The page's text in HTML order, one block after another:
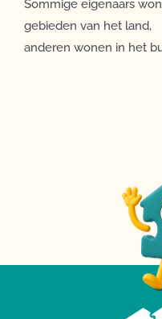
Sommige eigenaars
gebieden van het land,
anderen wonen in het